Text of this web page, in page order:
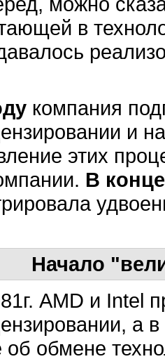
AMD и Intel
а в
об обмене
чипов
80-хIBM
процессоров
система —
от Intel как
компания
и стало
х86, основным
характер
Intel второго